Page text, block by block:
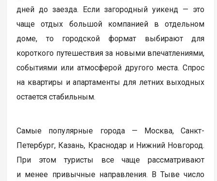
дней до заезда. Если загородный уикенд — это
чаще отдых большой компанией в отдельном
доме, то городской формат выбирают для
короткого путешествия за новыми впечатлениями,
событиями или атмосферой другого места. Спрос
на квартиры и апартаменты для летних выходных
остается стабильным.
Самые популярные города — Москва, Санкт-
Петербург, Казань, Краснодар и Нижний Новгород.
При этом туристы все чаще рассматривают
и менее привычные направления. В Тыве число